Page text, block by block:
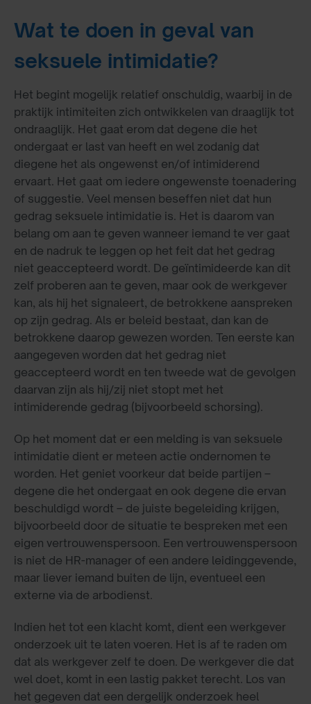
Wat te doen in geval van
seksuele intimidatie?
Het begint mogelijk relatief onschuldig, waarbij in de
praktijk intimiteiten zich ontwikkelen van draaglijk tot
ondraaglijk. Het gaat erom dat degene die het
ondergaat er last van heeft en wel zodanig dat
diegene het als ongewenst en/of intimiderend
ervaart. Het gaat om iedere ongewenste toenadering
of suggestie. Veel mensen beseffen niet dat hun
gedrag seksuele intimidatie is. Het is daarom van
belang om aan te geven wanneer iemand te ver gaat
en de nadruk te leggen op het feit dat het gedrag
niet geaccepteerd wordt. De geïntimideerde kan dit
zelf proberen aan te geven, maar ook de werkgever
kan, als hij het signaleert, de betrokkene aanspreken
op zijn gedrag. Als er beleid bestaat, dan kan de
betrokkene daarop gewezen worden. Ten eerste kan
aangegeven worden dat het gedrag niet
geaccepteerd wordt en ten tweede wat de gevolgen
daarvan zijn als hij/zij niet stopt met het
intimiderende gedrag (bijvoorbeeld schorsing).
Op het moment dat er een melding is van seksuele
intimidatie dient er meteen actie ondernomen te
worden. Het geniet voorkeur dat beide partijen –
degene die het ondergaat en ook degene die ervan
beschuldigd wordt – de juiste begeleiding krijgen,
bijvoorbeeld door de situatie te bespreken met een
eigen vertrouwenspersoon. Een vertrouwenspersoon
is niet de HR-manager of een andere leidinggevende,
maar liever iemand buiten de lijn, eventueel een
externe via de arbodienst.
Indien het tot een klacht komt, dient een werkgever
onderzoek uit te laten voeren. Het is af te raden om
dat als werkgever zelf te doen. De werkgever die dat
wel doet, komt in een lastig pakket terecht. Los van
het gegeven dat een dergelijk onderzoek heel